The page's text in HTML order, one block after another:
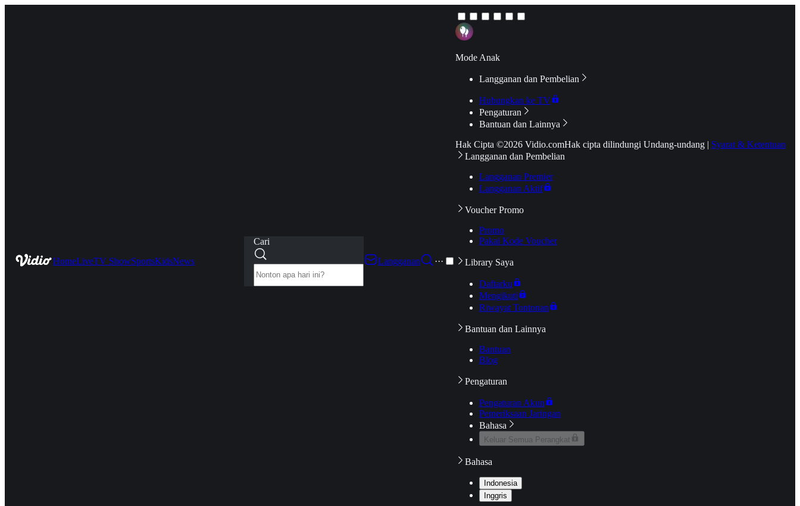
HomeLiveTV ShowSportsKidsNews
Cari
Langganan
···
Mode Anak
Langganan dan Pembelian
Hubungkan ke TV
Pengaturan
Bantuan dan Lainnya
Hak Cipta ©2026 Vidio.comHak cipta dilindungi Undang-undang | Syarat & Ketentuan
Langganan dan Pembelian
Langganan Premier
Langganan Aktif
Voucher Promo
Promo
Pakai Kode Voucher
Library Saya
Daftarku
Mengikuti
Riwayat Tontonan
Bantuan dan Lainnya
Bantuan
Blog
Pengaturan
Pengaturan Akun
Pemeriksaan Jaringan
Bahasa
Keluar Semua Perangkat
Bahasa
Indonesia
Inggris